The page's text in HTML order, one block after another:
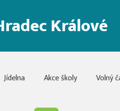
Králové
Jídelna Akce školy Volný